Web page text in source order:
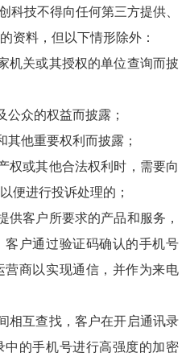
科技不得向任何第三方提供、
资料，但以下情形除外：
机关或其授权的单位查询而披
公众的权益而披露；
其他重要权利而披露；
权或其他合法权利时，需要向
便进行投诉处理的；
供客户所要求的产品和服务，
户通过验证码确认的手机号
商以实现通信，并作为来电
相互查找，客户在开启通讯录
的手机号进行高强度的加密